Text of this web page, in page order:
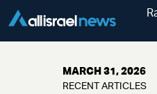
MARCH 31, 2026
RECENT ARTICLES